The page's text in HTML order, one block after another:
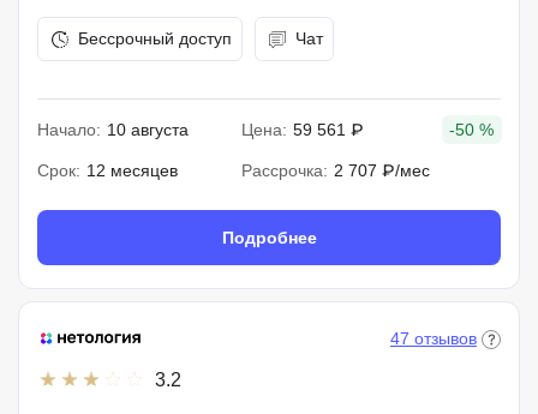
Бессрочный доступ Чат
Начало: 10 августа Цена: 59 561 ₽ -50 %
Срок: 12 месяцев Рассрочка: 2 707 ₽/мес
Подробнее
3.2
47 отзывов